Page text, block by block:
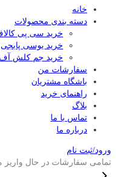
خانه
دسته بندی محصولات
خرید سی پی
خرید یوسی پابجی
خرید جم کلش آف
سفارشات من
باشگاه مشتریان
راهنمای خرید
بلاگ
تماس با ما
درباره ما
ورود/ثبت نام
تمامی سفارشات در حال واریز